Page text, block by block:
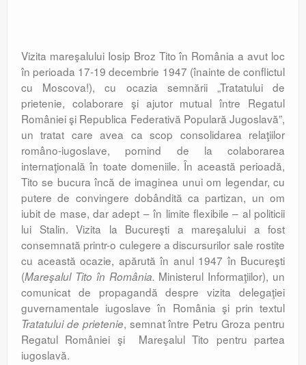
Vizita mareşalului Iosip Broz Tito în România a avut loc
în perioada 17-19 decembrie 1947 (înainte de conflictul
cu Moscova!), cu ocazia semnării „Tratatului de
prietenie, colaborare şi ajutor mutual între Regatul
României şi Republica Federativă Populară Jugoslavă”,
un tratat care avea ca scop consolidarea relaţiilor
româno-iugoslave, pornind de la colaborarea
internaţională în toate domeniile. În această perioadă,
Tito se bucura încă de imaginea unui om legendar, cu
putere de convingere dobândită ca partizan, un om
iubit de mase, dar adept – în limite flexibile – al politicii
lui Stalin. Vizita la Bucureşti a mareşalului a fost
consemnată printr-o culegere a discursurilor sale rostite
cu această ocazie, apărută în anul 1947 în Bucureşti
(Mareşalul Tito în România. Ministerul Informaţiilor), un
comunicat de propagandă despre vizita delegaţiei
guvernamentale iugoslave în România şi prin textul
Tratatului de prietenie, semnat între Petru Groza pentru
Regatul României şi Mareşalul Tito pentru partea
iugoslavă.